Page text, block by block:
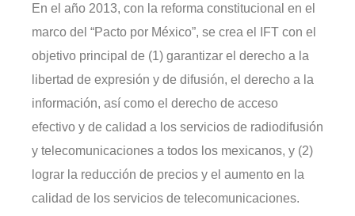
En el año 2013, con la reforma constitucional en el
marco del “Pacto por México”, se crea el IFT con el
objetivo principal de (1) garantizar el derecho a la
libertad de expresión y de difusión, el derecho a la
información, así como el derecho de acceso
efectivo y de calidad a los servicios de radiodifusión
y telecomunicaciones a todos los mexicanos, y (2)
lograr la reducción de precios y el aumento en la
calidad de los servicios de telecomunicaciones.